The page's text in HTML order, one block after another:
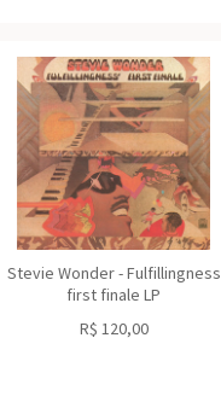
Stevie Wonder - Fulfillingness
first finale LP
R$ 120,00